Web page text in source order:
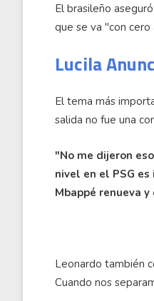
El brasileño
que se va "con
Lucila
El tema más
salida no fue una
"No me dijeron
nivel en el PSG
Mbappé renueva
Leonardo también
Cuando nos